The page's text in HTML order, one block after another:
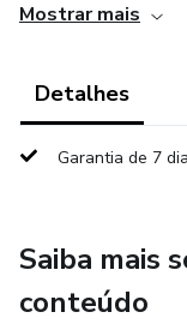
verdadeiro
Ao seguir essas
habilidades e
Não importa se
Mostrar mais
Detalhes
Garantia de 7
Saiba mais
conteúdo